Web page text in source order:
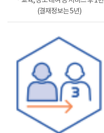
(결재정보는 5년)